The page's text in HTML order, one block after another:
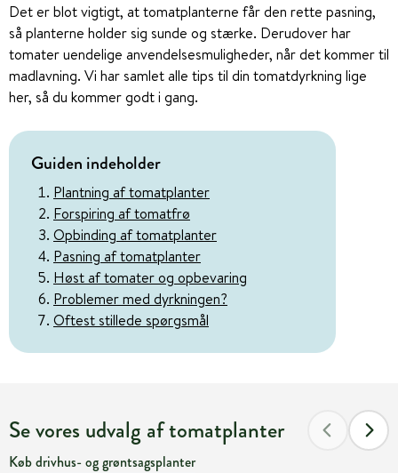
Det er blot vigtigt, at tomatplanterne får den rette pasning,
så planterne holder sig sunde og stærke. Derudover har
tomater uendelige anvendelsesmuligheder, når det kommer til
madlavning. Vi har samlet alle tips til din tomatdyrkning lige
her, så du kommer godt i gang.
Guiden indeholder
Plantning af tomatplanter
Forspiring af tomatfrø
Opbinding af tomatplanter
Pasning af tomatplanter
Høst af tomater og opbevaring
Problemer med dyrkningen?
Oftest stillede spørgsmål
Se vores udvalg af tomatplanter
Køb drivhus- og grøntsagsplanter